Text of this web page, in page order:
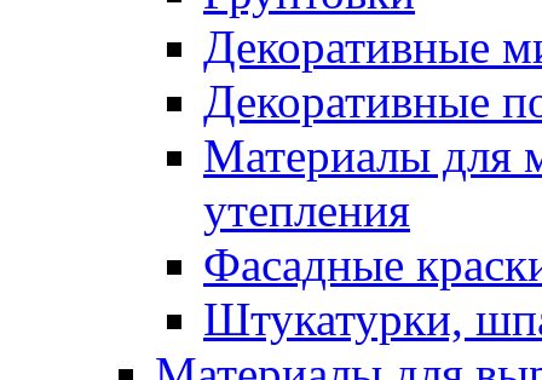
Декоративные
Декоративные
Материалы для
утепления
Фасадные
Штукатурки,